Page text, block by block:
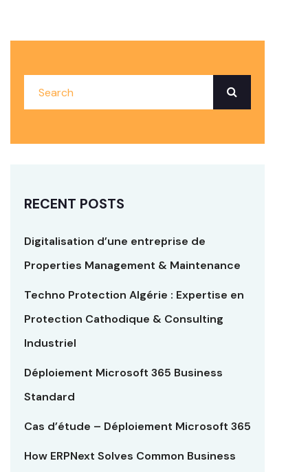
RECENT POSTS
Digitalisation d’une entreprise de
Properties Management & Maintenance
Techno Protection Algérie : Expertise en
Protection Cathodique & Consulting
Industriel
Déploiement Microsoft 365 Business
Standard
Cas d’étude – Déploiement Microsoft 365
How ERPNext Solves Common Business